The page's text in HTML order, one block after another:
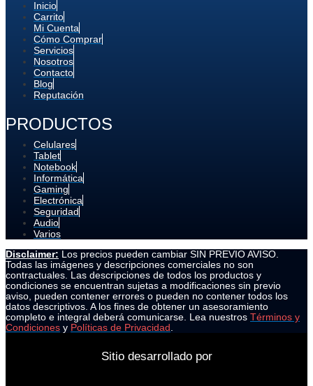
Inicio
Carrito
Mi Cuenta
Cómo Comprar
Servicios
Nosotros
Contacto
Blog
Reputación
PRODUCTOS
Celulares
Tablet
Notebook
Informática
Gaming
Electrónica
Seguridad
Audio
Varios
Disclaimer: Los precios pueden cambiar SIN PREVIO AVISO.
Todas las imágenes y descripciones comerciales no son
contractuales. Las descripciones de todos los productos y
condiciones se encuentran sujetas a modificaciones sin previo
aviso, pueden contener errores o pueden no contener todos los
datos descriptivos. A los fines de obtener un asesoramiento
completo e integral deberá comunicarse. Lea nuestros Términos y
Condiciones y Políticas de Privacidad
Sitio desarrollado por